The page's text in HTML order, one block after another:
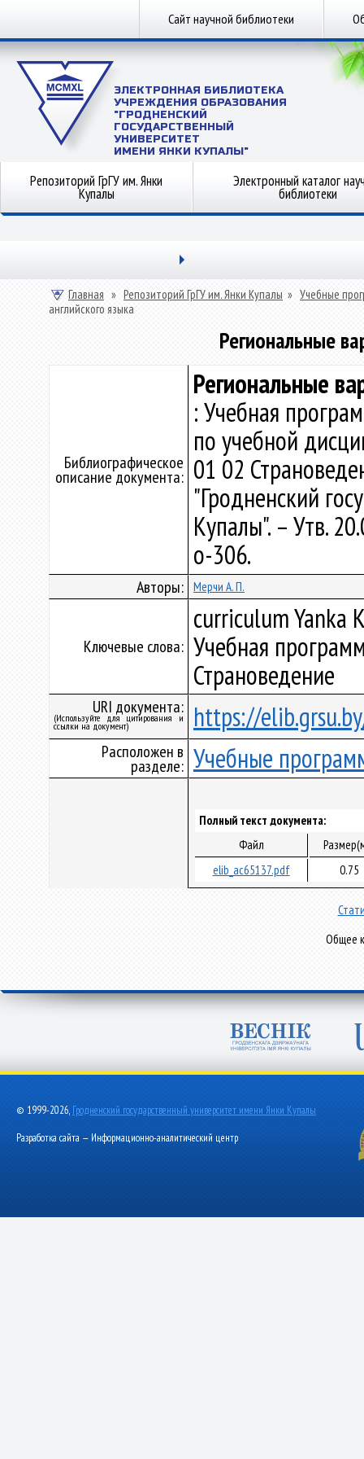
Сайт научной библиотеки
ЭЛЕКТРОННАЯ БИБЛИОТЕКА
УЧРЕЖДЕНИЯ ОБРАЗОВАНИЯ
"ГРОДНЕНСКИЙ
ГОСУДАРСТВЕННЫЙ
УНИВЕРСИТЕТ
ИМЕНИ ЯНКИ КУПАЛЫ"
Репозиторий ГрГУ им. Янки
Купалы
Электронный каталог
библиотеки
Главная » Репозиторий ГрГУ им. Янки Купалы » Учебные
английского языка
Региональные
Библиографическое
описание документа:
Региональные
: Учебная
по учебной
01 02
"Гродненский
Купалы". – Утв.
о-306.
Авторы: Мерчи А. П.
Ключевые слова:
curriculum Yanka
Учебная
Страноведение
URI документа:
(Используйте для цитирования и
ссылки на документ) https://
Расположен в
разделе: Учебные
Полный текст документа:
Файл
elib_ac65137.pdf
0.75
Общее
© 1999-2026, Гродненский государственный университет имени Янки Купалы
Разработка сайта — Информационно-аналитический центр